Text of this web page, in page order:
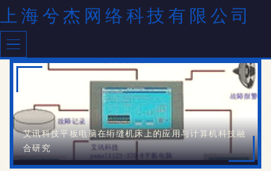
上海兮杰网络科技有限公司
艾讯科技平板电脑在绗缝机床上的应用与计算机科技融
合研究